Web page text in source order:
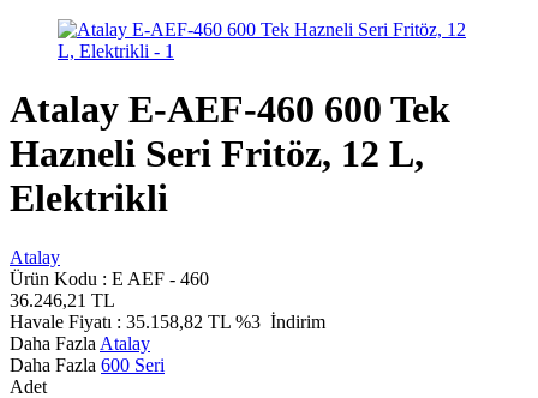
Atalay E-AEF-460 600 Tek
Hazneli Seri Fritöz, 12 L,
Elektrikli
Atalay
Ürün Kodu : E AEF - 460
36.246,21 TL
Havale Fiyatı : 35.158,82 TL %3 İndirim
Daha Fazla Atalay
Daha Fazla 600 Seri
Adet